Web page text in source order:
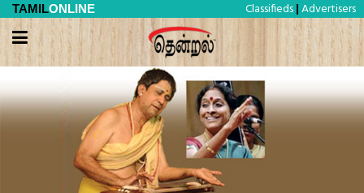
TAMILONLINE Classifieds | Advertisers